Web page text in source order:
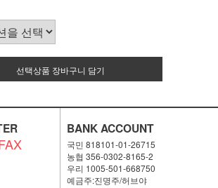
선택상품 장바구니 담기
BANK ACCOUNT
국민 818101-01-26715
농협 356-0302-8165-2
우리 1005-501-668750
예금주:진명주/허브야